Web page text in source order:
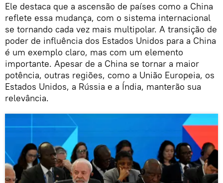
Ele destaca que a ascensão de países como a China
reflete essa mudança, com o sistema internacional
se tornando cada vez mais multipolar. A transição de
poder de influência dos Estados Unidos para a China
é um exemplo claro, mas com um elemento
importante. Apesar de a China se tornar a maior
potência, outras regiões, como a União Europeia, os
Estados Unidos, a Rússia e a Índia, manterão sua
relevância.